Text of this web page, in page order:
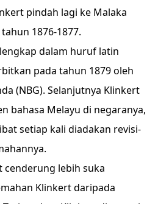
pindah lagi ke Malaka
1876-1877.
dalam huruf latin
pada tahun 1879 oleh
(NBG). Selanjutnya Klinkert
bahasa Melayu di negaranya,
setiap kali diadakan revisi-
cenderung lebih suka
Klinkert daripada